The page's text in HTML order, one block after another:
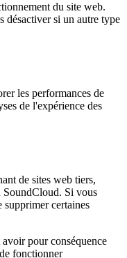
du site web.
désactiver si un autre type
les performances de
de l'expérience des
de sites web tiers,
SoundCloud. Si vous
supprimer certaines
pour conséquence
fonctionner